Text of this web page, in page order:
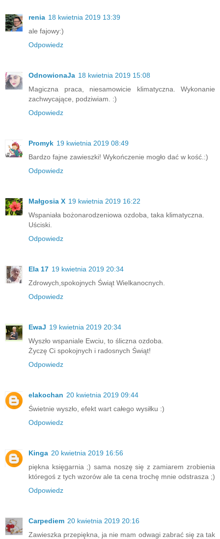
renia 18 kwietnia 2019 13:39
ale fajowy:)
Odpowiedz
OdnowionaJa 18 kwietnia 2019 15:08
Magiczna praca, niesamowicie klimatyczna. Wykonanie
zachwycające, podziwiam. :)
Odpowiedz
Promyk 19 kwietnia 2019 08:49
Bardzo fajne zawieszki! Wykończenie mogło dać w kość.:)
Odpowiedz
Małgosia X 19 kwietnia 2019 16:22
Wspaniała bożonarodzeniowa ozdoba, taka klimatyczna.
Uściski.
Odpowiedz
Ela 17 19 kwietnia 2019 20:34
Zdrowych,spokojnych Świąt Wielkanocnych.
Odpowiedz
EwaJ 19 kwietnia 2019 20:34
Wyszło wspaniale Ewciu, to śliczna ozdoba.
Życzę Ci spokojnych i radosnych Świąt!
Odpowiedz
elakochan 20 kwietnia 2019 09:44
Świetnie wyszło, efekt wart całego wysiłku :)
Odpowiedz
Kinga 20 kwietnia 2019 16:56
piękna księgarnia ;) sama noszę się z zamiarem zrobienia
któregoś z tych wzorów ale ta cena trochę mnie odstrasza ;)
Odpowiedz
Carpediem 20 kwietnia 2019 20:16
Zawieszka przepiękna, ja nie mam odwagi zabrać się za tak